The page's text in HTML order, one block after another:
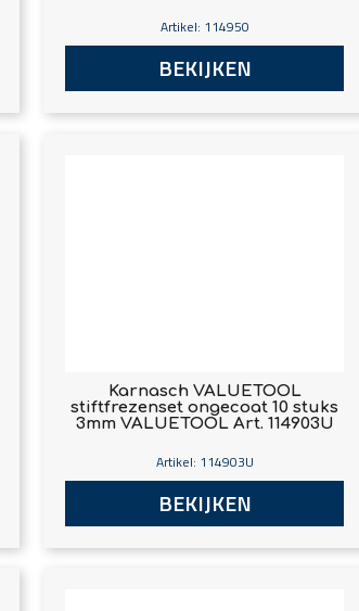
Artikel: 114950
BEKIJKEN
Karnasch VALUETOOL
stiftfrezenset ongecoat 10 stuks
3mm VALUETOOL Art. 114903U
Artikel: 114903U
BEKIJKEN